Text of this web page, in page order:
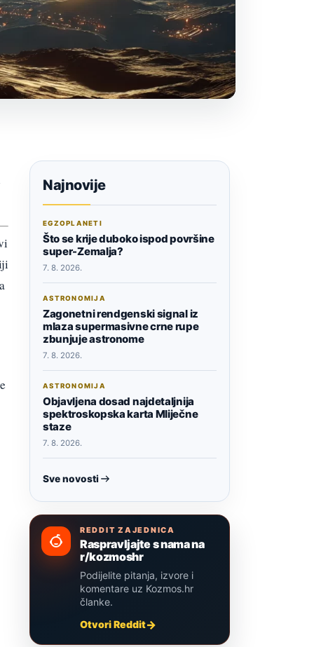
Najnovije
EGZOPLANETI
Što se krije duboko ispod površine
super-Zemalja?
7. 8. 2026.
ASTRONOMIJA
Zagonetni rendgenski signal iz
mlaza supermasivne crne rupe
zbunjuje astronome
7. 8. 2026.
ASTRONOMIJA
Objavljena dosad najdetaljnija
spektroskopska karta Mliječne
staze
7. 8. 2026.
Sve novosti
REDDIT ZAJEDNICA
Raspravljajte s nama na
r/kozmoshr
Podijelite pitanja, izvore i
komentare uz Kozmos.hr
članke.
Otvori Reddit